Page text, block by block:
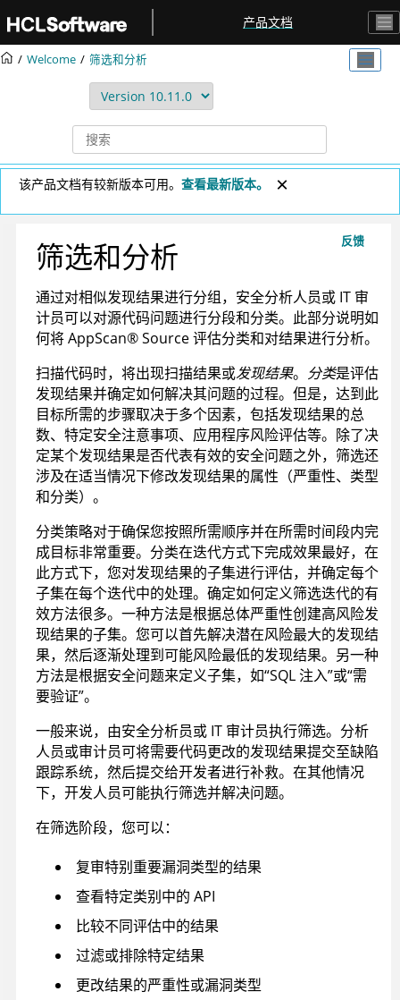
产品文档
Welcome 筛选和分析
该产品文档有较新版本可用。 查看最新版本。
反馈
筛选和分析
通过对相似发现结果进行分组，安全分析人员或 IT 审
计员可以对源代码问题进行分段和分类。此部分说明如
何将AppScan®Source评估分类和对结果进行分析。
扫描代码时，将出现扫描结果或发现结果。 分类是评估
发现结果并确定如何解决其问题的过程。但是，达到此
目标所需的步骤取决于多个因素，包括发现结果的总
数、特定安全注意事项、应用程序风险评估等。除了决
定某个发现结果是否代表有效的安全问题之外，筛选还
涉及在适当情况下修改发现结果的属性（严重性、类型
和分类）。
分类策略对于确保您按照所需顺序并在所需时间段内完
成目标非常重要。分类在迭代方式下完成效果最好，在
此方式下，您对发现结果的子集进行评估，并确定每个
子集在每个迭代中的处理。确定如何定义筛选迭代的有
效方法很多。一种方法是根据总体严重性创建高风险发
现结果的子集。您可以首先解决潜在风险最大的发现结
果，然后逐渐处理到可能风险最低的发现结果。另一种
方法是根据安全问题来定义子集，如“SQL 注入”或“需
要验证”。
一般来说，由安全分析员或 IT 审计员执行筛选。分析
人员或审计员可将需要代码更改的发现结果提交至缺陷
跟踪系统，然后提交给开发者进行补救。在其他情况
下，开发人员可能执行筛选并解决问题。
在筛选阶段，您可以：
复审特别重要漏洞类型的结果
查看特定类别中的 API
比较不同评估中的结果
过滤或排除特定结果
更改结果的严重性或漏洞类型